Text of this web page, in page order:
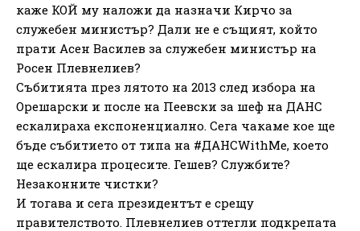
каже КОЙ му наложи да назначи Кирчо за
служебен министър? Дали не е същият, който
прати Асен Василев за служебен министър на
Росен Плевнелиев?
Събитията през лятото на 2013 след избора на
Орешарски и после на Пеевски за шеф на ДАНС
ескалираха експоненциално. Сега чакаме кое ще
бъде събитието от типа на #ДАНСWithMe, което
ще ескалира процесите. Гешев? Службите?
Незаконните чистки?
И тогава и сега президентът е срещу
правителството. Плевнелиев оттегли подкрепата